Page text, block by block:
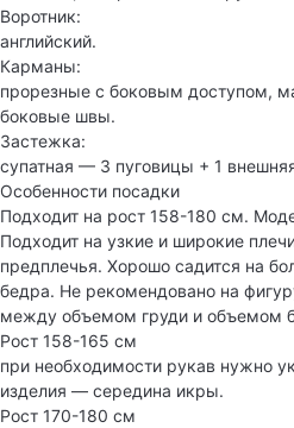
Воротник:
английский.
Карманы:
прорезные с боковым доступом,
боковые швы.
Застежка:
супатная — 3 пуговицы + 1
Особенности посадки
Подходит на рост 158-180 см.
Подходит на узкие и широкие
предплечья. Хорошо садится на
бедра. Не рекомендовано на
между объемом груди и объемом
Рост 158-165 см
при необходимости рукав нужно
изделия — середина икры.
Рост 170-180 см